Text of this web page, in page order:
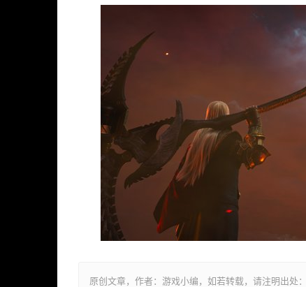
原创文章，作者：游戏小编，如若转载，请注明出